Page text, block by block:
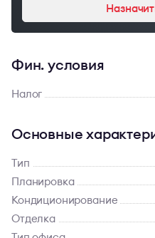
Фин. условия
Налог
Основные
Тип
Планировка
Кондиционирование
Отделка